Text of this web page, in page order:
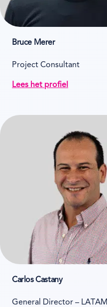
Bruce Merer
Project Consultant
Lees het profiel
Carlos Castany
General Director – LATAM